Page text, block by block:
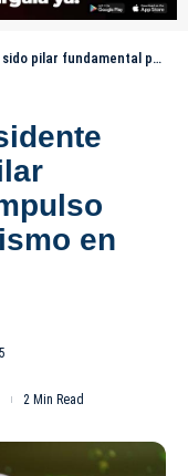
impulso exponencial de Turismo en RD
en
2 Min Read